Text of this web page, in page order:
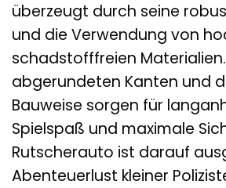
überzeugt durch seine
und die Verwendung von
schadstofffreien
abgerundeten Kanten und
Bauweise sorgen für
Spielspaß und maximale
Rutscherauto ist darauf
Abenteuerlust kleiner